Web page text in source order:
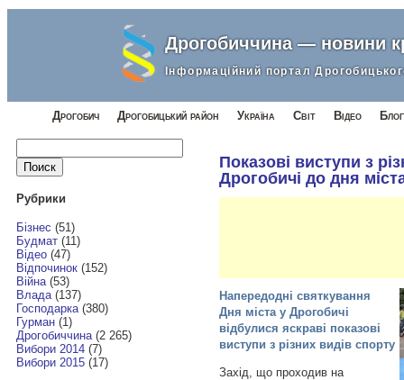
Дрогобиччина — новини
Інформаційний портал
Дрогобич Дрогобицький район Україна Світ Відео
Найти:
Рубрики
Бізнес (51)
Будмат(11)
Відео(47)
Відпочинок(152)
Війна(53)
Влада(137)
Господарка(380)
Гурман(1)
Дрогобиччина(2 265)
Вибори 2014(7)
Вибори 2015(17)
Показові виступи з
Дрогобичі до дня
Напередодні святкування
Дня міста у Дрогобичі
відбулися яскраві показові
виступи з різних видів спорту
Захід, що проходив на